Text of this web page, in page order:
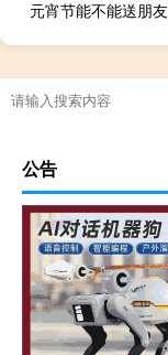
元宵节能不能送朋
公告